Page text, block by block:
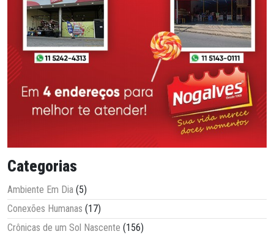
Categorias
Ambiente Em Dia (5)
Conexões Humanas (17)
Crônicas de um Sol Nascente (156)